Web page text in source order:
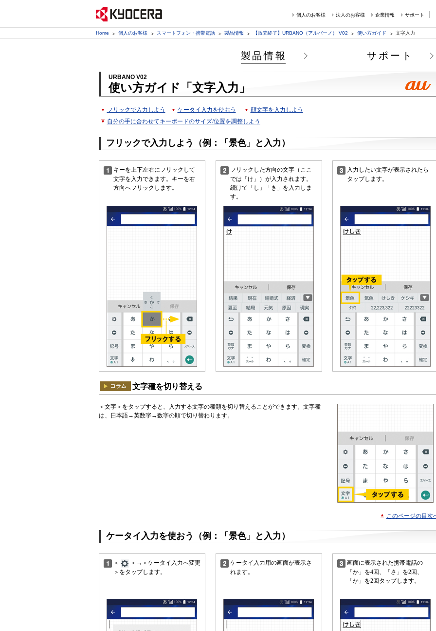
個人のお客様 法人のお客様 企業情報 サポート
Home 個人のお客様 スマートフォン・携帯電話 製品情報 【販売終了】URBANO（アルバーノ） V02 使い方ガイド 文字入力
製品情報 サポート
URBANO V02
使い方ガイド「文字入力」
フリックで入力しよう ケータイ入力を使おう
顔文字を入力しよう
自分の手に合わせてキーボードのサイズ/位置を調整しよう
フリックで入力しよう（例：「景色」と入力）
キーを上下左右にフリックして
文字を入力できます。キーを右
方向へフリックします。
フリックした方向の文字（ここ
では「け」）が入力されます。
続けて「し」「き」を入力しま
す。
入力したい文字が表示されたら
タップします。
文字種を切り替える
＜文字＞をタップすると、入力する文字の種類を切り替えることができます。文字種
は、日本語→英数字→数字の順で切り替わります。
このページの目次
ケータイ入力を使おう（例：「景色」と入力）
＜
＞→＜ケータイ入力へ変更
＞をタップします。
ケータイ入力用の画面が表示さ
れます。
画面に表示された携帯電話の
「か」を4回、「さ」を2回、
「か」を2回タップします。